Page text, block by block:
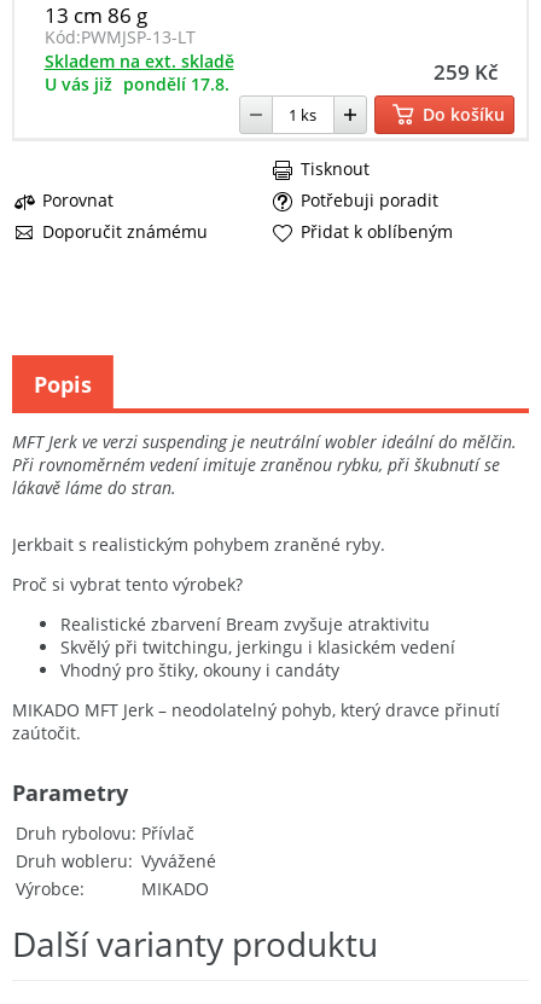
13 cm 86 g
Kód:PWMJSP-13-LT
259 Kč
Skladem na ext. skladě
U vás již pondělí 17.8.
Do košíku
Porovnat
Potřebuji poradit
Doporučit známému
Tisknout
Přidat k oblíbeným
MFT Jerk ve verzi suspending je neutrální wobler ideální do mělčin.
Při rovnoměrném vedení imituje zraněnou rybku, při škubnutí se
lákavě láme do stran.
Jerkbait s realistickým pohybem zraněné ryby.
Proč si vybrat tento výrobek?
Realistické zbarvení Bream zvyšuje atraktivitu
Skvělý při twitchingu, jerkingu i klasickém vedení
Vhodný pro štiky, okouny i candáty
MIKADO MFT Jerk – neodolatelný pohyb, který dravce přinutí
zaútočit.
Druh rybolovu Přívlač
Druh wobleru
Vyvážené
Výrobce
MIKADO
Parametry
Popis
Další varianty produktu